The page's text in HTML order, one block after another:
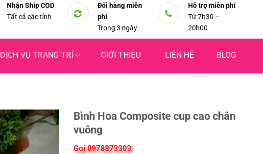
Nhận Ship COD
Tất cả các tỉnh
Đổi hàng miễn
phí
Trong 3 ngày
Hỗ trợ miễn phí
Từ:7h30 –
20h00
DỊCH VỤ TRANG TRÍ GIỚI THIỆU LIÊN HỆ BLOG
Bình Hoa Composite cup cao chân
vuông
Gọi 0978873303